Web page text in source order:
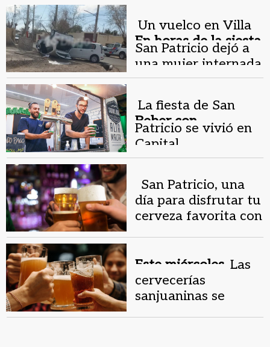
En horas de la siesta.
Un vuelco en Villa
San Patricio dejó a
una mujer internada
Beber con
moderación.
La fiesta de San
Patricio se vivió en
Capital
San Patricio, una
día para disfrutar tu
cerveza favorita con
Este miércoles. Las
cervecerías
sanjuaninas se